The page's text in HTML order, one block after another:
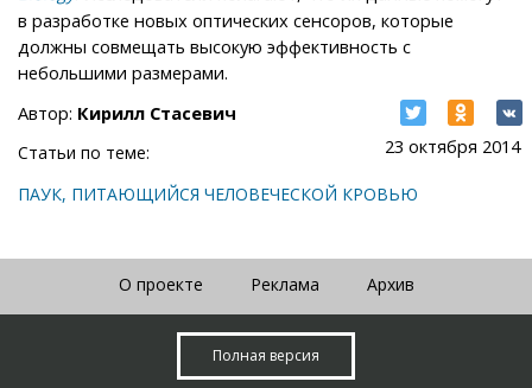
в разработке новых оптических сенсоров, которые
должны совмещать высокую эффективность с
небольшими размерами.
23 октября 2014
Автор: Кирилл Стасевич
Статьи по теме:
ПАУК, ПИТАЮЩИЙСЯ ЧЕЛОВЕЧЕСКОЙ КРОВЬЮ
О проекте Реклама Архив
Полная версия